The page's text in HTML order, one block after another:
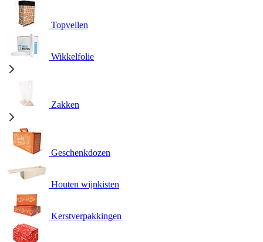
Topvellen
Wikkelfolie
Zakken
Geschenkdozen
Houten wijnkisten
Kerstverpakkingen